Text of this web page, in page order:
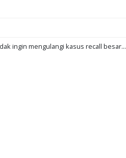
ingin mengulangi kasus recall besar...